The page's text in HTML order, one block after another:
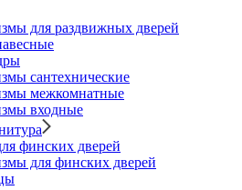
для раздвижных дверей
сантехнические
межкомнатные
входные
финских дверей
для финских дверей